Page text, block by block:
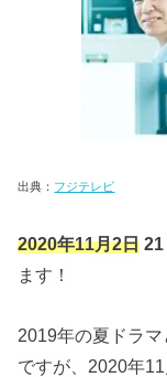
出典： フジテレビ
2020年11月2日
ます！
2019年の夏ドラマ
ですが、2020年